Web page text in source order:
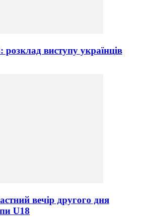
розклад виступу українців
вечір другого дня
U18